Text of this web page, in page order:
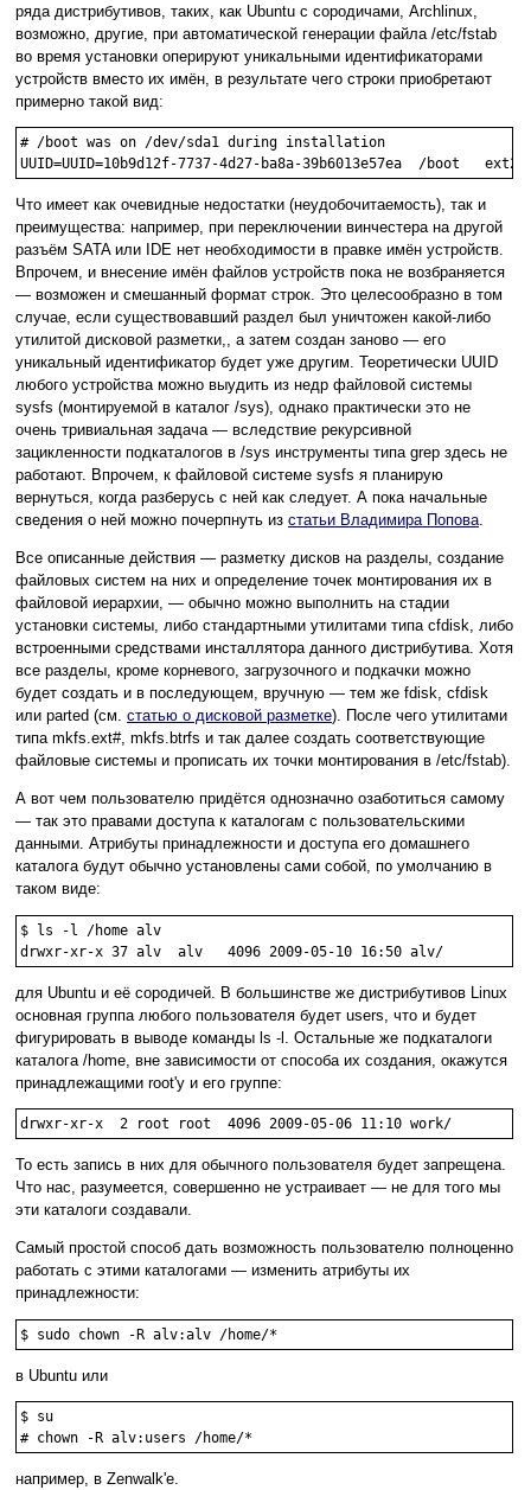
ряда дистрибутивов, таких, как Ubuntu с сородичами, Archlinux,
возможно, другие, при автоматической генерации файла /etc/fstab
во время установки оперируют уникальными идентификаторами
устройств вместо их имён, в результате чего строки приобретают
примерно такой вид:
# /boot was on /dev/sda1 during installation
Что имеет как очевидные недостатки (неудобочитаемость), так и
преимущества: например, при переключении винчестера на другой
разъём SATA или IDE нет необходимости в правке имён устройств.
Впрочем, и внесение имён файлов устройств пока не возбраняется
— возможен и смешанный формат строк. Это целесообразно в том
случае, если существовавший раздел был уничтожен какой-либо
утилитой дисковой разметки,, а затем создан заново — его
уникальный идентификатор будет уже другим. Теоретически UUID
любого устройства можно выудить из недр файловой системы
sysfs (монтируемой в каталог /sys), однако практически это не
очень тривиальная задача — вследствие рекурсивной
зацикленности подкаталогов в /sys инструменты типа grep здесь не
работают. Впрочем, к файловой системе sysfs я планирую
вернуться, когда разберусь с ней как следует. А пока начальные
сведения о ней можно почерпнуть из статьи Владимира Попова.
Все описанные действия — разметку дисков на разделы, создание
файловых систем на них и определение точек монтирования их в
файловой иерархии, — обычно можно выполнить на стадии
установки системы, либо стандартными утилитами типа cfdisk, либо
встроенными средствами инсталлятора данного дистрибутива. Хотя
все разделы, кроме корневого, загрузочного и подкачки можно
будет создать и в последующем, вручную — тем же fdisk, cfdisk
или parted (см. статью о дисковой разметке). После чего утилитами
типа mkfs.ext#, mkfs.btrfs и так далее создать соответствующие
файловые системы и прописать их точки монтирования в /etc/fstab).
А вот чем пользователю придётся однозначно озаботиться самому
— так это правами доступа к каталогам с пользовательскими
данными. Атрибуты принадлежности и доступа его домашнего
каталога будут обычно установлены сами собой, по умолчанию в
таком виде:
$ ls -l /home alv
drwxr-xr-x 37 alv  alv   4096 2009-05-10 16:50 alv/
для Ubuntu и её сородичей. В большинстве же дистрибутивов Linux
основная группа любого пользователя будет users, что и будет
фигурировать в выводе команды ls -l. Остальные же подкаталоги
каталога /home, вне зависимости от способа их создания, окажутся
принадлежащими root'у и его группе:
drwxr-xr-x  2 root root  4096 2009-05-06 11:10 work/
То есть запись в них для обычного пользователя будет запрещена.
Что нас, разумеется, совершенно не устраивает — не для того мы
эти каталоги создавали.
Самый простой способ дать возможность пользователю полноценно
работать с этими каталогами — изменить атрибуты их
принадлежности:
$ sudo chown -R alv:alv /home/*
в Ubuntu или
$ su
# chown -R alv:users /home/*
например, в Zenwalk'е.